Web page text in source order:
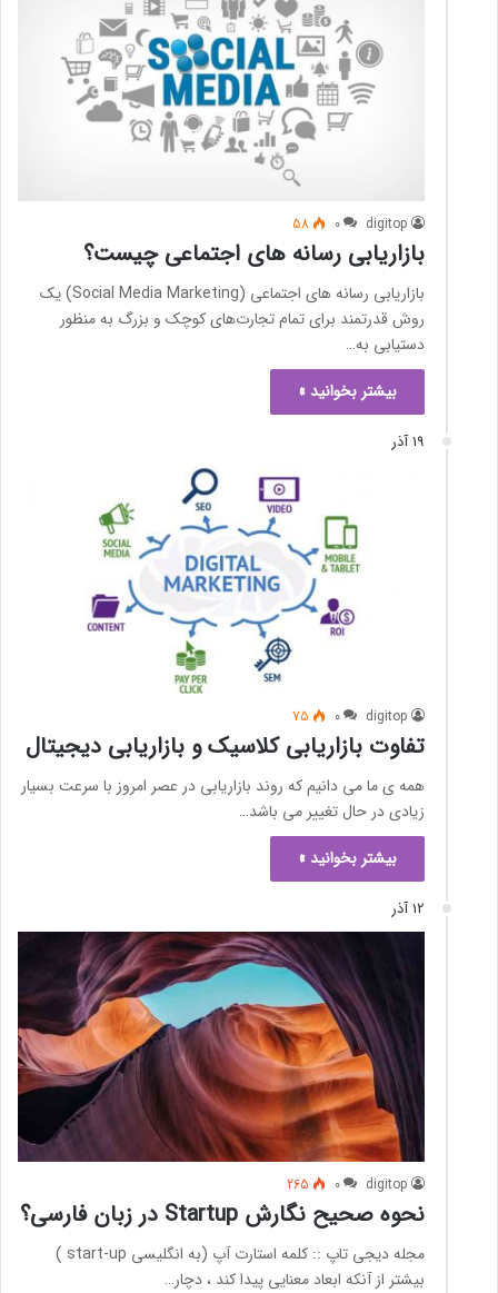
digitop
0
58
بازاریابی رسانه های اجتماعی چیست؟
بازاریابی رسانه های اجتماعی (Social Media Marketing) یک
روش قدرتمند برای تمام تجارت‌های کوچک و بزرگ به منظور
دستیابی به…
بیشتر بخوانید »
19 آذر
digitop
0
75
تفاوت بازاریابی کلاسیک و بازاریابی دیجیتال
همه ی ما می دانیم که روند بازاریابی در عصر امروز با سرعت بسیار
زیادی در حال تغییر می باشد…
بیشتر بخوانید »
12 آذر
digitop
0
265
نحوه صحیح نگارش Startup در زبان فارسی؟
مجله دیجی تاپ :: کلمه استارت آپ (به انگلیسی start-up )
بیشتر از آنکه ابعاد معنایی پیدا کند ، دچار…